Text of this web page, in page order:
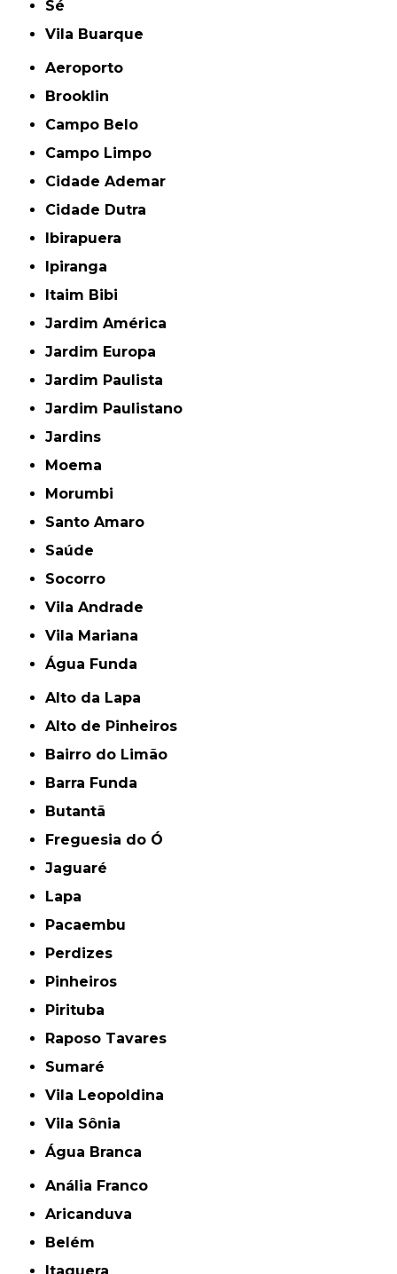
Sé
Vila Buarque
Aeroporto
Brooklin
Campo Belo
Campo Limpo
Cidade Ademar
Cidade Dutra
Ibirapuera
Ipiranga
Itaim Bibi
Jardim América
Jardim Europa
Jardim Paulista
Jardim Paulistano
Jardins
Moema
Morumbi
Santo Amaro
Saúde
Socorro
Vila Andrade
Vila Mariana
Água Funda
Alto da Lapa
Alto de Pinheiros
Bairro do Limão
Barra Funda
Butantã
Freguesia do Ó
Jaguaré
Lapa
Pacaembu
Perdizes
Pinheiros
Pirituba
Raposo Tavares
Sumaré
Vila Leopoldina
Vila Sônia
Água Branca
Anália Franco
Aricanduva
Belém